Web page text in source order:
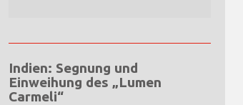
Indien: Segnung und
Einweihung des „Lumen
Carmeli“